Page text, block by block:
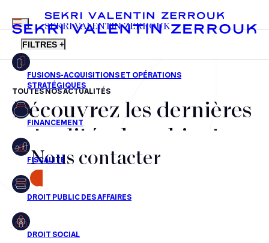
FR EN
MENU
SEKRI VALENTIN ZERROUK
FILTRES +
Fusions-acquisitions et opérations stratégiques
Financement
Fiscalité
Droit public des affaires
Droit social
TOUTES NOS ACTUALITÉS
Découvrez les dernières
actualités du cabinet,
nos récompenses et nos
transactions, jour après
jour
Nous contacter